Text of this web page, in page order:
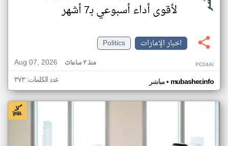
لأقوى أداء أسبوعي بـ7 أشهر
اخبار الإمارات
Politics
Aug 07, 2026
منذ ٣ ساعات PC04AI
مباشر• mubasher.info عدد الكلمات: ٣٧٣